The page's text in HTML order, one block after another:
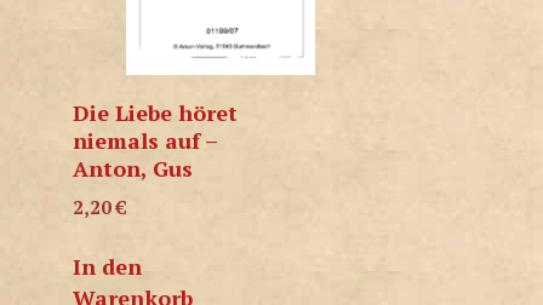
Die Liebe höret
niemals auf –
Anton, Gus
2,20€
In den
Warenkorb